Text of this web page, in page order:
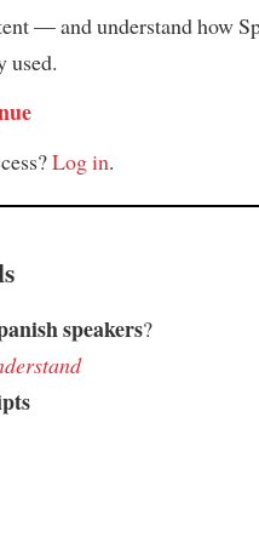
— and understand how
used.
Log in.
speakers?